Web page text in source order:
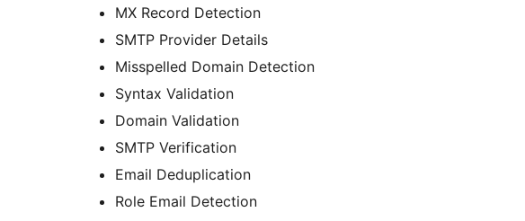
MX Record Detection
SMTP Provider Details
Misspelled Domain Detection
Syntax Validation
Domain Validation
SMTP Verification
Email Deduplication
Role Email Detection